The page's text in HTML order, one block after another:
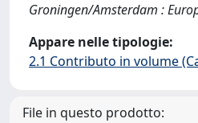
Groningen/Amsterdam :
Appare nelle tipologie:
2.1 Contributo in volume
File in questo prodotto: